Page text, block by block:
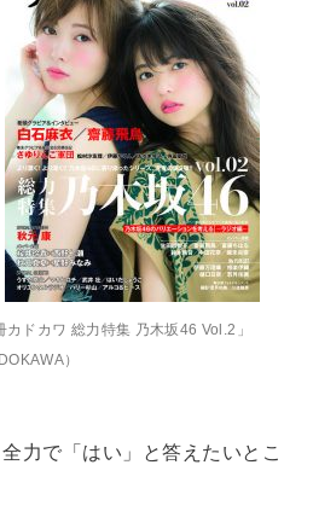
カドカワ 総力特集 乃木坂46 Vol.2」
）
力で「はい」と答えたいとこ